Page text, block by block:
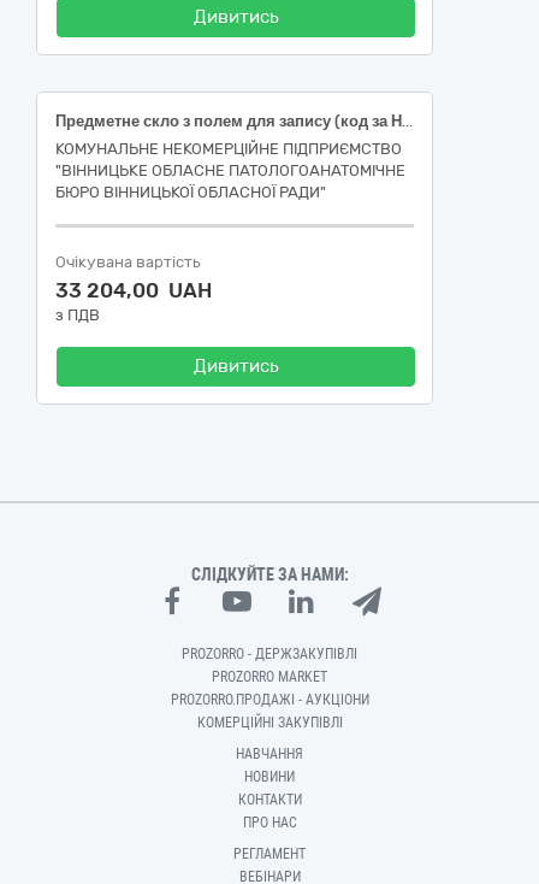
Дивитись
Предметне скло з полем для запису (код за НК 024:2023: 57925 Предметне скло/слайд для мікроскопії IVD (діагностика in vitro) / НК 031:2024: W0503900201-Мікроскопічні слайди)
КОМУНАЛЬНЕ НЕКОМЕРЦІЙНЕ ПІДПРИЄМСТВО
"ВІННИЦЬКЕ ОБЛАСНЕ ПАТОЛОГОАНАТОМІЧНЕ
БЮРО ВІННИЦЬКОЇ ОБЛАСНОЇ РАДИ"
Очікувана вартість
33 204,00 UAH
з ПДВ
Дивитись
СЛІДКУЙТЕ ЗА НАМИ:
PROZORRO - ДЕРЖЗАКУПІВЛІ
PROZORRO MARKET
PROZORRO.ПРОДАЖІ - АУКЦІОНИ
КОМЕРЦІЙНІ ЗАКУПІВЛІ
НАВЧАННЯ
НОВИНИ
КОНТАКТИ
ПРО НАС
РЕГЛАМЕНТ
ВЕБІНАРИ